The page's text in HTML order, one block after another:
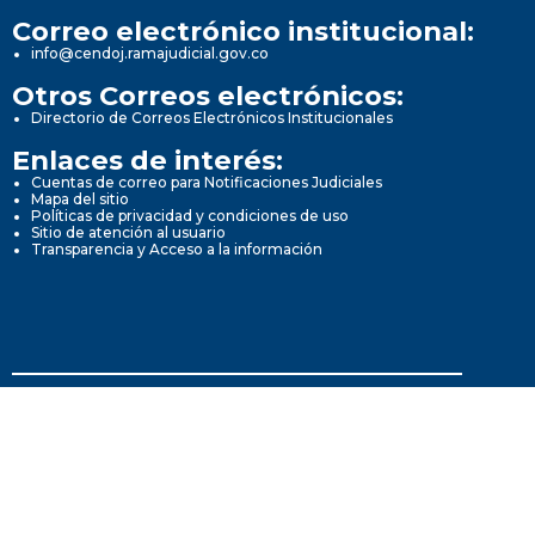
Correo electrónico institucional:
info@cendoj.ramajudicial.gov.co
Otros Correos electrónicos:
Directorio de Correos Electrónicos Institucionales
Enlaces de interés:
Cuentas de correo para Notificaciones Judiciales
Mapa del sitio
Políticas de privacidad y condiciones de uso
Sitio de atención al usuario
Transparencia y Acceso a la información